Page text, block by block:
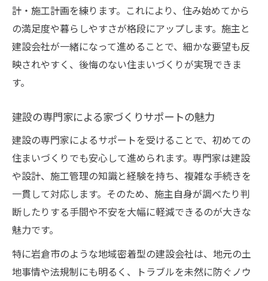
計・施工計画を練ります。これにより、住み始めてから
の満足度や暮らしやすさが格段にアップします。施主と
建設会社が一緒になって進めることで、細かな要望も反
映されやすく、後悔のない住まいづくりが実現できま
す。
建設の専門家による家づくりサポートの魅力
建設の専門家によるサポートを受けることで、初めての
住まいづくりでも安心して進められます。専門家は建設
や設計、施工管理の知識と経験を持ち、複雑な手続きを
一貫して対応します。そのため、施主自身が調べたり判
断したりする手間や不安を大幅に軽減できるのが大きな
魅力です。
特に岩倉市のような地域密着型の建設会社は、地元の土
地事情や法規制にも明るく、トラブルを未然に防ぐノウ